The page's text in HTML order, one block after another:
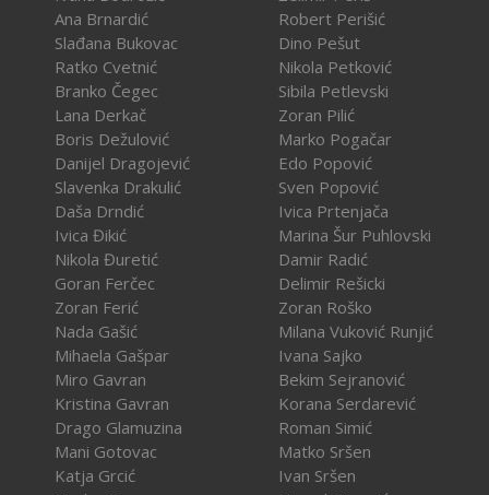
Ana Brnardić
Slađana Bukovac
Ratko Cvetnić
Branko Čegec
Lana Derkač
Boris Dežulović
Danijel Dragojević
Slavenka Drakulić
Daša Drndić
Ivica Đikić
Nikola Đuretić
Goran Ferčec
Zoran Ferić
Nada Gašić
Mihaela Gašpar
Miro Gavran
Kristina Gavran
Drago Glamuzina
Mani Gotovac
Katja Grcić
Robert Perišić
Dino Pešut
Nikola Petković
Sibila Petlevski
Zoran Pilić
Marko Pogačar
Edo Popović
Sven Popović
Ivica Prtenjača
Marina Šur Puhlovski
Damir Radić
Delimir Rešicki
Zoran Roško
Milana Vuković Runjić
Ivana Sajko
Bekim Sejranović
Korana Serdarević
Roman Simić
Matko Sršen
Ivan Sršen